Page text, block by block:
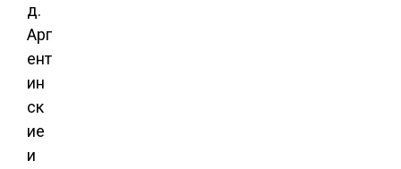
д.
Арг
ент
ин
ск
ие
и